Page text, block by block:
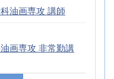
油画専攻 講師
画専攻 非常勤講